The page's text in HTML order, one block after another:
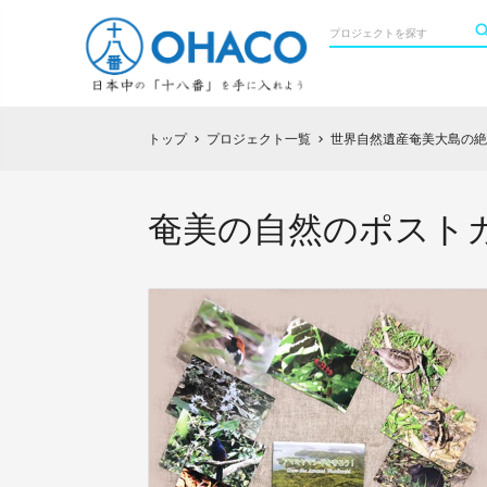
トップ chevron_right プロジェクト一覧 chevron_right 世界自然遺産奄美大島の
奄美の自然のポスト